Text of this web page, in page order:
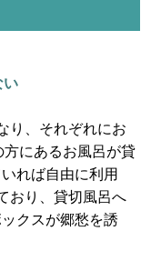
い
り、それぞれにお
にあるお風呂が貸
れば自由に利用
おり、貸切風呂へ
クスが郷愁を誘